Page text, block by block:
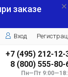
заказе
Вход
+7 (495) 212-12-
8 (800) 555-80-
Пн—Пт